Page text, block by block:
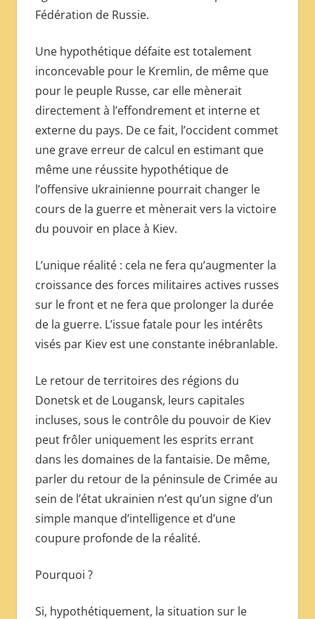
Fédération de Russie.
Une hypothétique défaite est totalement
inconcevable pour le Kremlin, de même que
pour le peuple Russe, car elle mènerait
directement à l’effondrement et interne et
externe du pays. De ce fait, l’occident commet
une grave erreur de calcul en estimant que
même une réussite hypothétique de
l’offensive ukrainienne pourrait changer le
cours de la guerre et mènerait vers la victoire
du pouvoir en place à Kiev.
L’unique réalité : cela ne fera qu’augmenter la
croissance des forces militaires actives russes
sur le front et ne fera que prolonger la durée
de la guerre. L’issue fatale pour les intérêts
visés par Kiev est une constante inébranlable.
Le retour de territoires des régions du
Donetsk et de Lougansk, leurs capitales
incluses, sous le contrôle du pouvoir de Kiev
peut frôler uniquement les esprits errant
dans les domaines de la fantaisie. De même,
parler du retour de la péninsule de Crimée au
sein de l’état ukrainien n’est qu’un signe d’un
simple manque d’intelligence et d’une
coupure profonde de la réalité.
Pourquoi ?
Si, hypothétiquement, la situation sur le